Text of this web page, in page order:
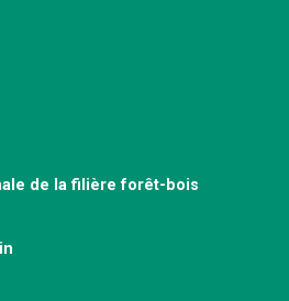
de la filière forêt-bois